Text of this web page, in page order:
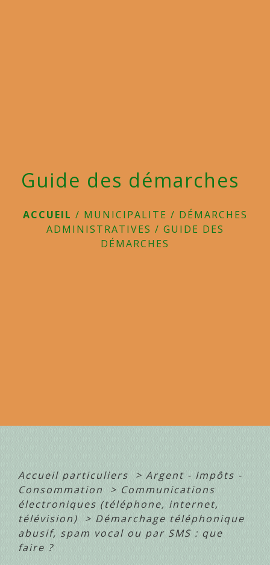
Guide des démarches
ACCUEIL / MUNICIPALITE / DÉMARCHES
ADMINISTRATIVES / GUIDE DES
DÉMARCHES
Accueil particuliers > Argent - Impôts -
Consommation
> Communications
électroniques (téléphone, internet,
télévision)
> Démarchage téléphonique
abusif, spam vocal ou par SMS : que
faire ?